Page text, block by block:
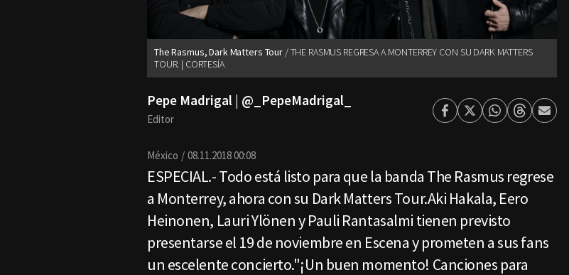
The Rasmus, Dark Matters Tour
THE RASMUS REGRESA A MONTERREY CON SU DARK MATTERS
TOUR. | CORTESÍA
Pepe Madrigal | @_PepeMadrigal_
Editor Facebook
TwitterWhatsapp
ThreadsEnviar
México 08.11.2018 00:08
ESPECIAL.- Todo está listo para que la banda The Rasmus regrese
a Monterrey, ahora con su Dark Matters Tour.Aki Hakala, Eero
Heinonen, Lauri Ylönen y Pauli Rantasalmi tienen previsto
presentarse el 19 de noviembre en Escena y prometen a sus fans
un escelente concierto."¡Un buen momento! Canciones para